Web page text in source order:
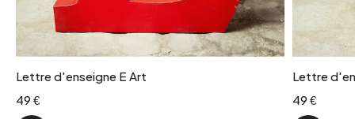
Lettre d'enseigne E Art
49 €
Lettre
49 €